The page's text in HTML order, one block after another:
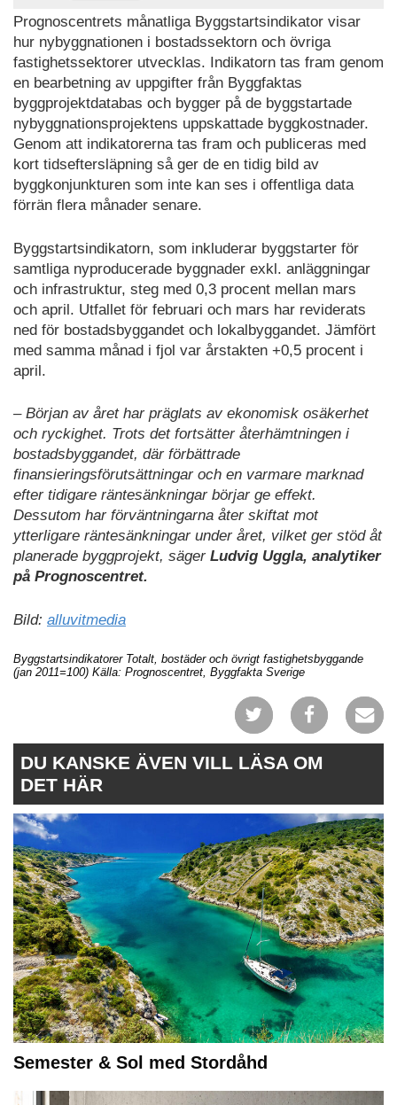
Prognoscentrets månatliga Byggstartsindikator visar
hur nybyggnationen i bostadssektorn och övriga
fastighetssektorer utvecklas. Indikatorn tas fram genom
en bearbetning av uppgifter från Byggfaktas
byggprojektdatabas och bygger på de byggstartade
nybyggnationsprojektens uppskattade byggkostnader.
Genom att indikatorerna tas fram och publiceras med
kort tidseftersläpning så ger de en tidig bild av
byggkonjunkturen som inte kan ses i offentliga data
förrän flera månader senare.
Byggstartsindikatorn, som inkluderar byggstarter för
samtliga nyproducerade byggnader exkl. anläggningar
och infrastruktur, steg med 0,3 procent mellan mars
och april. Utfallet för februari och mars har reviderats
ned för bostadsbyggandet och lokalbyggandet. Jämfört
med samma månad i fjol var årstakten +0,5 procent i
april.
– Början av året har präglats av ekonomisk osäkerhet
och ryckighet. Trots det fortsätter återhämtningen i
bostadsbyggandet, där förbättrade
finansieringsförutsättningar och en varmare marknad
efter tidigare räntesänkningar börjar ge effekt.
Dessutom har förväntningarna åter skiftat mot
ytterligare räntesänkningar under året, vilket ger stöd åt
planerade byggprojekt, sägerLudvig Uggla, analytiker
på Prognoscentret.
Bild: alluvitmedia
Byggstartsindikatorer Totalt, bostäder och övrigt fastighetsbyggande
(jan 2011=100) Källa: Prognoscentret, Byggfakta Sverige
DU KANSKE ÄVEN VILL LÄSA OM
DET HÄR
Semester & Sol med Stordåhd